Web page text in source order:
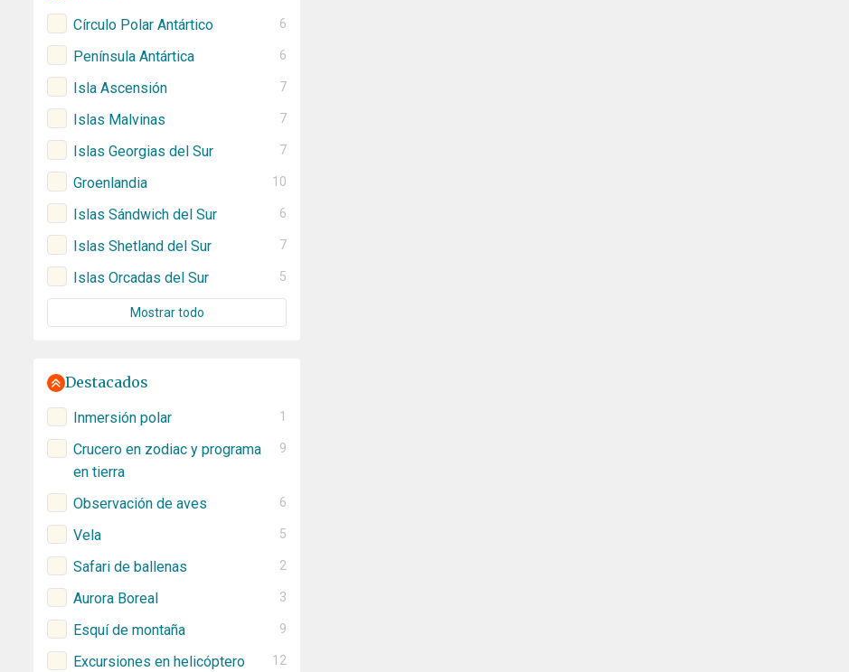
Círculo Polar Antártico 6
Península Antártica 6
Isla Ascensión 7
Islas Malvinas 7
Islas Georgias del Sur 7
Groenlandia 10
Islas Sándwich del Sur 6
Islas Shetland del Sur 7
Islas Orcadas del Sur 5
Mostrar todo
Destacados
Inmersión polar 1
Crucero en zodiac y programa
en tierra
9
Observación de aves 6
Vela 5
Safari de ballenas 2
Aurora Boreal 3
Esquí de montaña 9
Excursiones en helicóptero 12